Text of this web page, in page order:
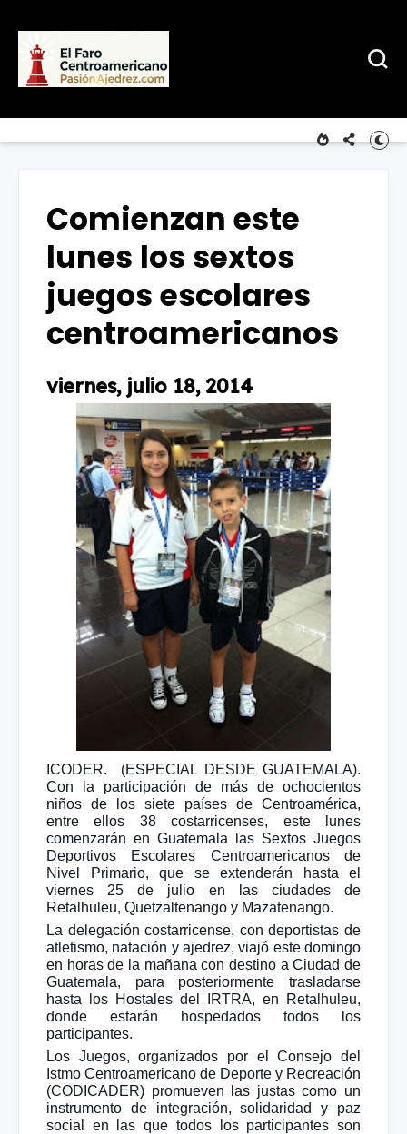
Comienzan este
lunes los sextos
juegos escolares
centroamericanos
viernes, julio 18, 2014
ICODER. (ESPECIAL DESDE GUATEMALA).
Con la participación de más de ochocientos
niños de los siete países de Centroamérica,
entre ellos 38 costarricenses, este lunes
comenzarán en Guatemala las Sextos Juegos
Deportivos Escolares Centroamericanos de
Nivel Primario, que se extenderán hasta el
viernes 25 de julio en las ciudades de
Retalhuleu, Quetzaltenango y Mazatenango.
La delegación costarricense, con deportistas de
atletismo, natación y ajedrez, viajó este domingo
en horas de la mañana con destino a Ciudad de
Guatemala, para posteriormente trasladarse
hasta los Hostales del IRTRA, en Retalhuleu,
donde estarán hospedados todos los
participantes.
Los Juegos, organizados por el Consejo del
Istmo Centroamericano de Deporte y Recreación
(CODICADER) promueven las justas como un
instrumento de integración, solidaridad y paz
social en las que todos los participantes son